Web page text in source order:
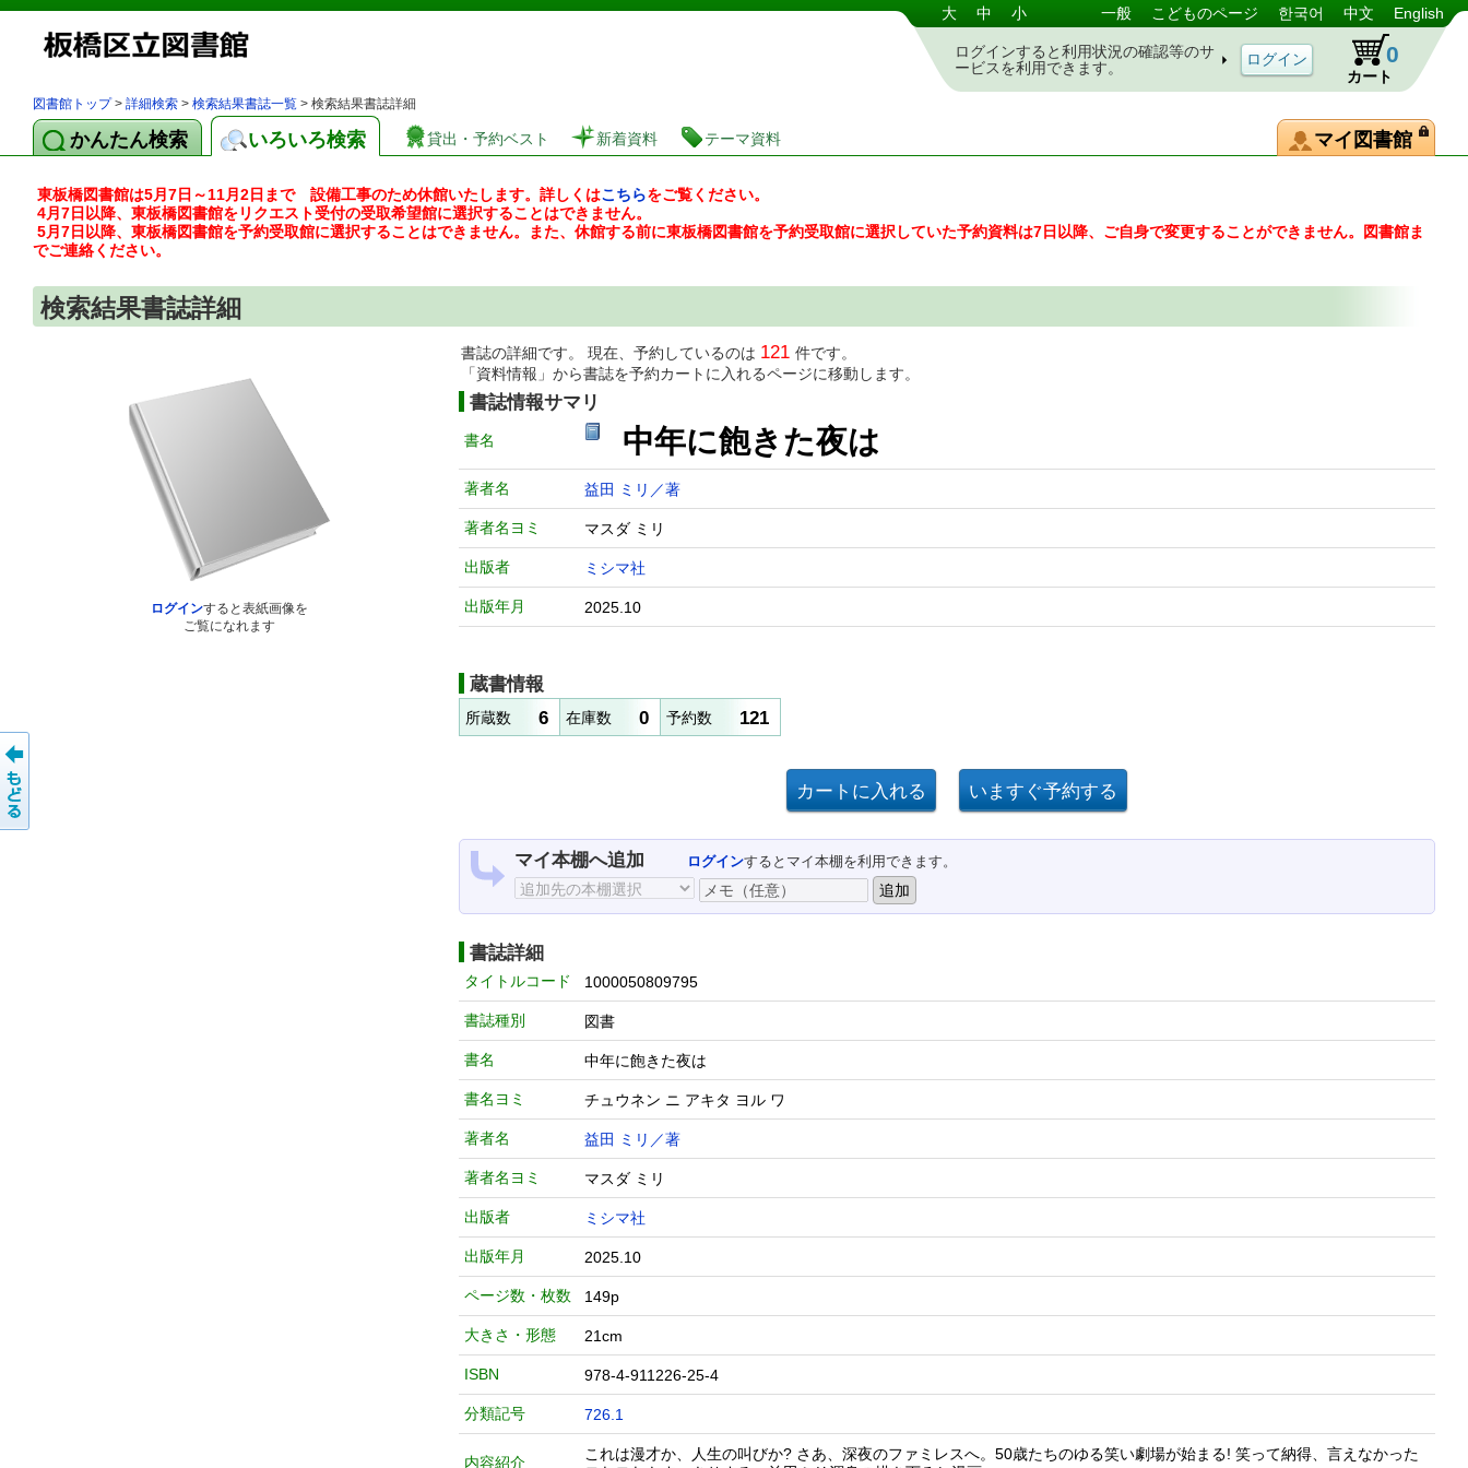
図書館 蔵書検索・予約システム 大 中 小 一般 こどものページ 한국어 中文 English
ログインすると利用状況の確認等のサ
ービスを利用できます。
カート
0
図書館トップ> 詳細検索 > 検索結果書誌一覧 > 検索結果書誌詳細
かんたん検索 いろいろ検索 貸出・予約ベスト 新着資料 テーマ資料 マイ図書館
東板橋図書館は5月7日～11月2日まで 設備工事のため休館いたします。詳しくはこちらをご覧ください。
4月7日以降、東板橋図書館をリクエスト受付の受取希望館に選択することはできません。
5月7日以降、東板橋図書館を予約受取館に選択することはできません。また、休館する前に東板橋図書館を予約受取館に選択していた予約資料は7日以降、ご自身で変更することができません。図書館ま
でご連絡ください。
検索結果書誌詳細
ログインすると表紙画像を
ご覧になれます
書誌の詳細です。 現在、予約しているのは 121 件です。
「資料情報」から書誌を予約カートに入れるページに移動します。
書誌情報サマリ
書名 中年に飽きた夜は
著者名 益田 ミリ／著
著者名ヨミ マスダ ミリ
出版者 ミシマ社
出版年月 2025.10
蔵書情報
所蔵数 6 在庫数 0 予約数 121
マイ本棚へ追加 ログインするとマイ本棚を利用できます。
書誌詳細
タイトルコード 1000050809795
書誌種別 図書
書名 中年に飽きた夜は
書名ヨミ チュウネン ニ アキタ ヨル ワ
著者名 益田 ミリ／著
著者名ヨミ マスダ ミリ
出版者 ミシマ社
出版年月 2025.10
ページ数・枚数 149p
大きさ・形態 21cm
ISBN 978-4-911226-25-4
分類記号 726.1
内容紹介
これは漫才か、人生の叫びか? さあ、深夜のファミレスへ。50歳たちのゆる笑い劇場が始まる! 笑って納得、言えなかった